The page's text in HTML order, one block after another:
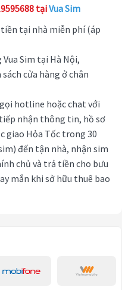
tạiVua Sim
tại nhà miễn phí (áp
Sim tại Hà Nội,
cửa hàng ở chân
hotline hoặc chat với
tiếp nhận thông tin, hồ sơ
giao Hỏa Tốc trong 30
đến tận nhà, nhận sim
chủ và trả tiền cho bưu
mắn khi sở hữu thuê bao